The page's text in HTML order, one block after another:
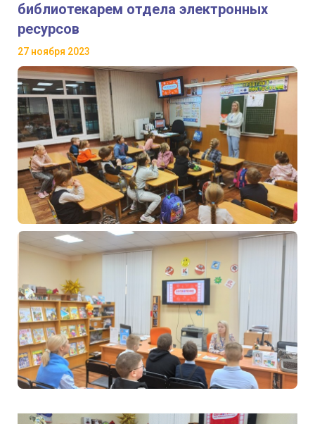
библиотекарем отдела электронных
ресурсов
27 ноября 2023